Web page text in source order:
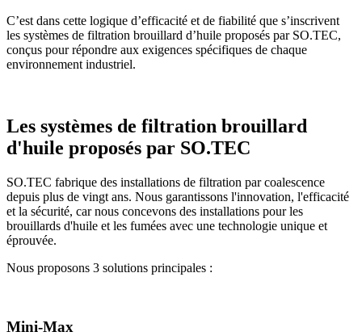
C’est dans cette logique d’efficacité et de fiabilité que s’inscrivent
les systèmes de filtration brouillard d’huile proposés par SO.TEC,
conçus pour répondre aux exigences spécifiques de chaque
environnement industriel.
Les systèmes de filtration brouillard
d'huile proposés par SO.TEC
SO.TEC fabrique des installations de filtration par coalescence
depuis plus de vingt ans. Nous garantissons l'innovation, l'efficacité
et la sécurité, car nous concevons des installations pour les
brouillards d'huile et les fumées avec une technologie unique et
éprouvée.
Nous proposons 3 solutions principales :
Mini-Max